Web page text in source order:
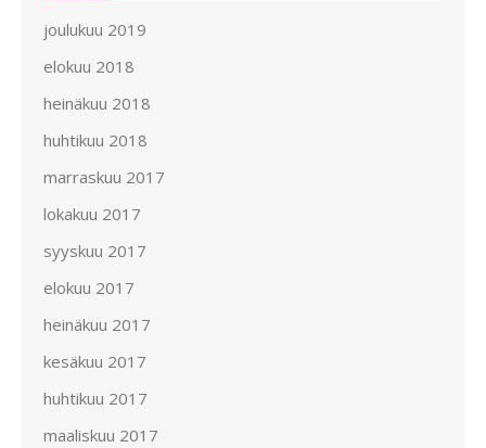
joulukuu 2019
elokuu 2018
heinäkuu 2018
huhtikuu 2018
marraskuu 2017
lokakuu 2017
syyskuu 2017
elokuu 2017
heinäkuu 2017
kesäkuu 2017
huhtikuu 2017
maaliskuu 2017